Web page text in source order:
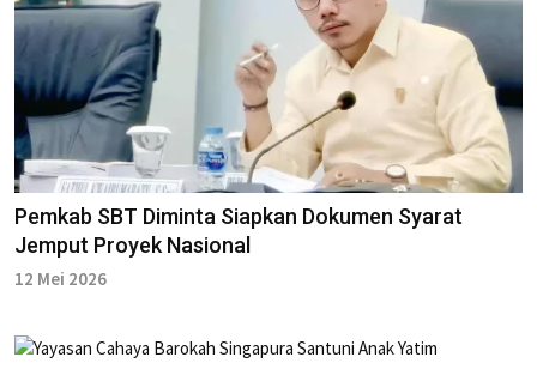
Pemkab SBT Diminta Siapkan Dokumen Syarat
Jemput Proyek Nasional
12 Mei 2026